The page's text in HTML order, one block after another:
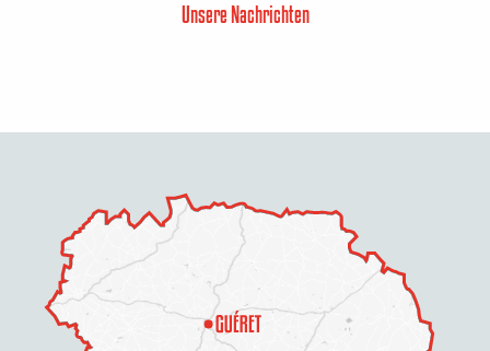
Unsere Nachrichten